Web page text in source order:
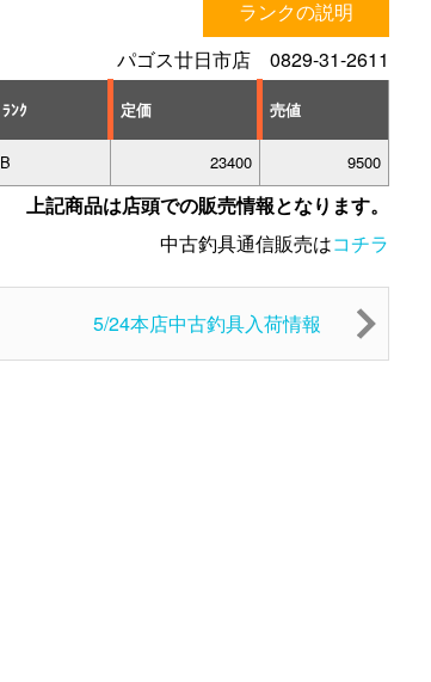
ランクの説明
パゴス廿日市店 0829-31-2611
ﾗﾝｸ 定価 売値
B 23400 9500
上記商品は店頭での販売情報となります。
中古釣具通信販売はコチラ
5/24本店中古釣具入荷情報